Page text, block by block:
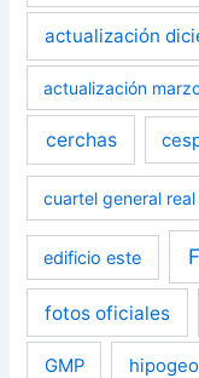
actualización
actualización
cerchas
cuartel general
edificio este
fotos oficiales
GMP hipogeo